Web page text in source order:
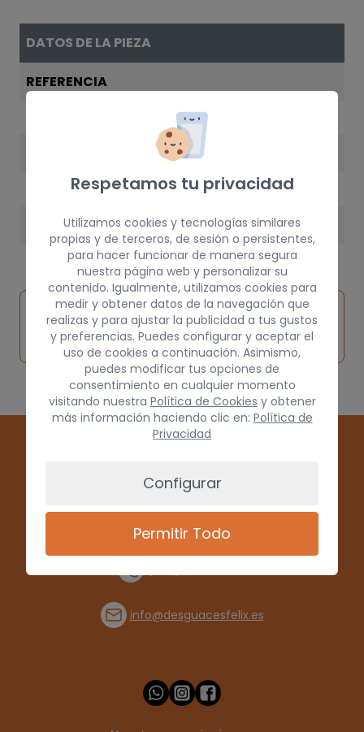
DATOS DE LA PIEZA
REFERENCIA
Inspeccionar
vehículo de
origen
Solicitar
pieza
Consultar
por
info@desguacesfelix.es
Respetamos tu privacidad
Utilizamos cookies y tecnologías similares
propias y de terceros, de sesión o persistentes,
para hacer funcionar de manera segura
nuestra página web y personalizar su
contenido. Igualmente, utilizamos cookies para
medir y obtener datos de la navegación que
realizas y para ajustar la publicidad a tus gustos
y preferencias. Puedes configurar y aceptar el
uso de cookies a continuación. Asimismo,
puedes modificar tus opciones de
consentimiento en cualquier momento
visitando nuestra Política de Cookies y obtener
más información haciendo clic en: Política de
Privacidad
Configurar
Permitir Todo